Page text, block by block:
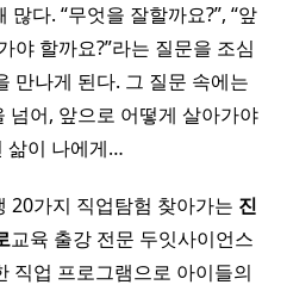
다. “무엇을 잘할까요?”, “앞
야 할까요?”라는 질문을 조심
만나게 된다. 그 질문 속에는
넘어, 앞으로 어떻게 살아가야
삶이 나에게…
20가지 직업탐험 찾아가는 진
교육 출강 전문 두잇사이언스
직업 프로그램으로 아이들의